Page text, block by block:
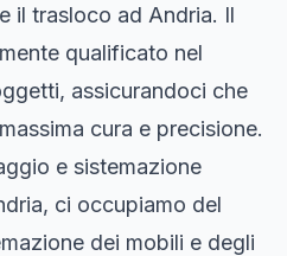
il trasloco ad Andria. Il
qualificato nel
assicurandoci che
cura e precisione.
e sistemazione
ci occupiamo del
dei mobili e degli